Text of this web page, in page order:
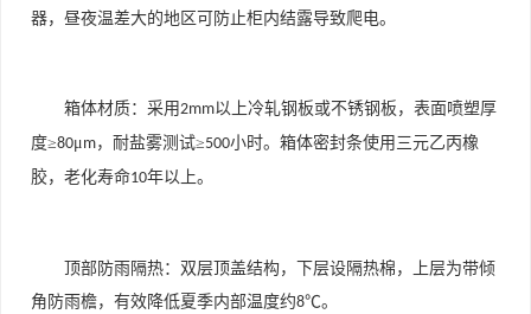
器，昼夜温差大的地区可防止柜内结露导致爬电。
箱体材质：采用2mm以上冷轧钢板或不锈钢板，表面喷塑厚
度≥80μm，耐盐雾测试≥500小时。箱体密封条使用三元乙丙橡
胶，老化寿命10年以上。
顶部防雨隔热：双层顶盖结构，下层设隔热棉，上层为带倾
角防雨檐，有效降低夏季内部温度约8℃。